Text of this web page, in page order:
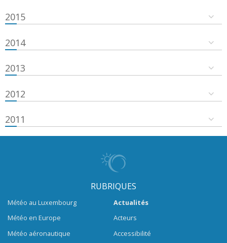
2015
2014
2013
2012
2011
RUBRIQUES
Météo au Luxembourg
Météo en Europe
Météo aéronautique
Actualités
Acteurs
Accessibilité